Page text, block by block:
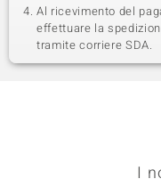
Al ricevimento del
effettuare la
tramite corriere SDA.
I